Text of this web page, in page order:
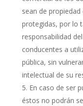
sean de
protegidas, por lo
responsabilidad
conducentes a
pública, sin
intelectual de su
En caso de ser
éstos no podrán